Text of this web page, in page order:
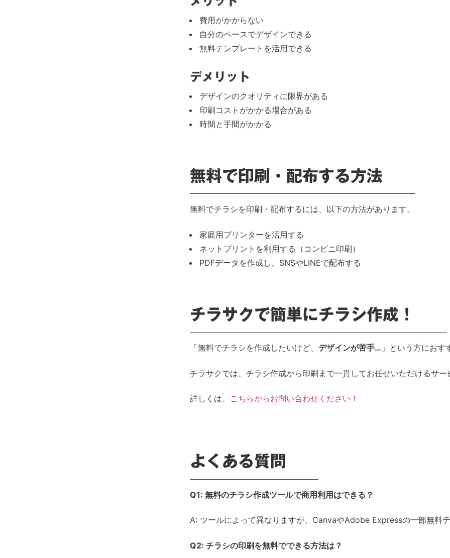
費用がかからない
自分のペースでデザインできる
無料テンプレートを活用できる
デメリット
デザインのクオリティに限界がある
印刷コストがかかる場合がある
時間と手間がかかる
無料で印刷・配布する方法
無料でチラシを印刷・配布するには、以下の方法があります。
家庭用プリンターを活用する
ネットプリントを利用する（コンビニ印刷）
PDFデータを作成し、SNSやLINEで配布する
チラサクで簡単にチラシ作成！
「無料でチラシを作成したいけど、 デザインが苦手… 」という方におす
チラサクでは、チラシ作成から印刷まで一貫してお任せいただけるサ
詳しくは、 こちらからお問い合わせください！
よくある質問
Q1: 無料のチラシ作成ツールで商用利用はできる？
A: ツールによって異なりますが、CanvaやAdobe Expressの一部無料
Q2: チラシの印刷を無料でできる方法は？